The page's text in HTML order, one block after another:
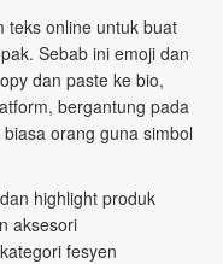
teks online untuk buat
Sebab ini emoji dan
dan paste ke bio,
bergantung pada
orang guna simbol
highlight produk
aksesori
fesyen